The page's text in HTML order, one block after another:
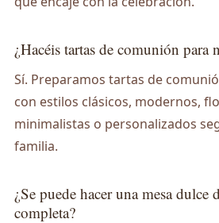
¿Hacéis tartas de comunión para
Sí. Preparamos tartas de
con estilos clásicos, modernos,
minimalistas o personalizados
familia.
¿Se puede hacer una mesa dulce
completa?